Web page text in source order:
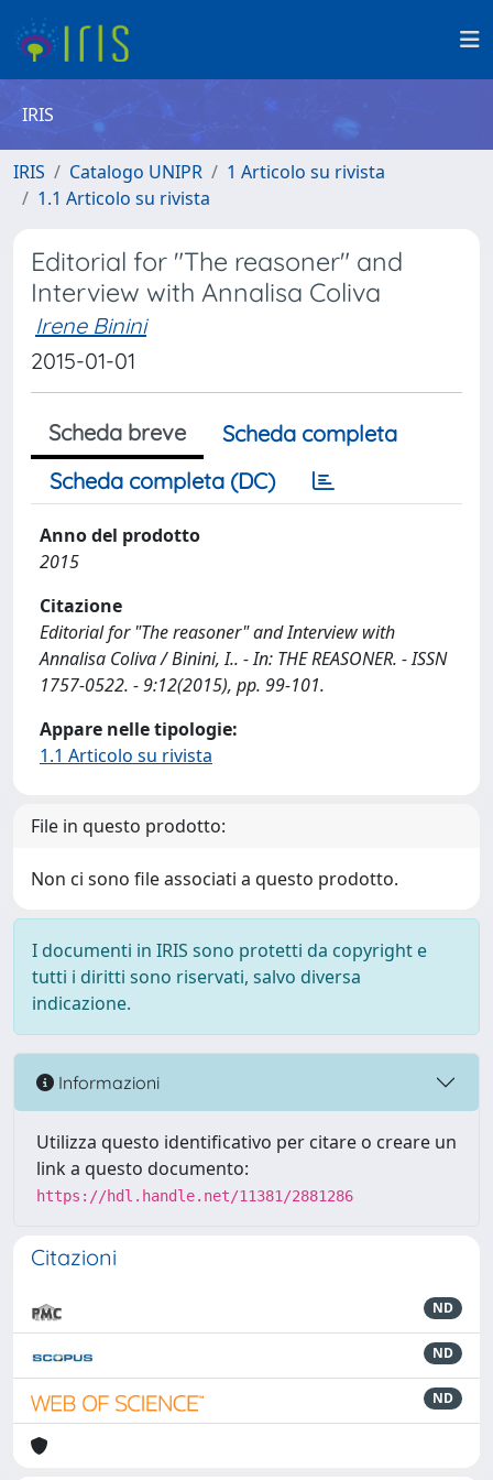
IRIS
IRIS Catalogo UNIPR
1 Articolo su rivista
1.1 Articolo su rivista
Editorial for "The reasoner" and
Interview with Annalisa Coliva
Irene Binini
2015-01-01
Scheda breve
Scheda completa
Scheda completa (DC)
Anno del prodotto
2015
Citazione
Editorial for "The reasoner" and Interview with
Annalisa Coliva / Binini, I.. - In: THE REASONER. - ISSN
1757-0522. - 9:12(2015), pp. 99-101.
Appare nelle tipologie:
1.1 Articolo su rivista
File in questo prodotto:
Non ci sono file associati a questo prodotto.
I documenti in IRIS sono protetti da copyright e
tutti i diritti sono riservati, salvo diversa
indicazione.
Informazioni
Utilizza questo identificativo per citare o creare un
link a questo documento:
https://hdl.handle.net/11381/2881286
Citazioni
ND
ND
ND